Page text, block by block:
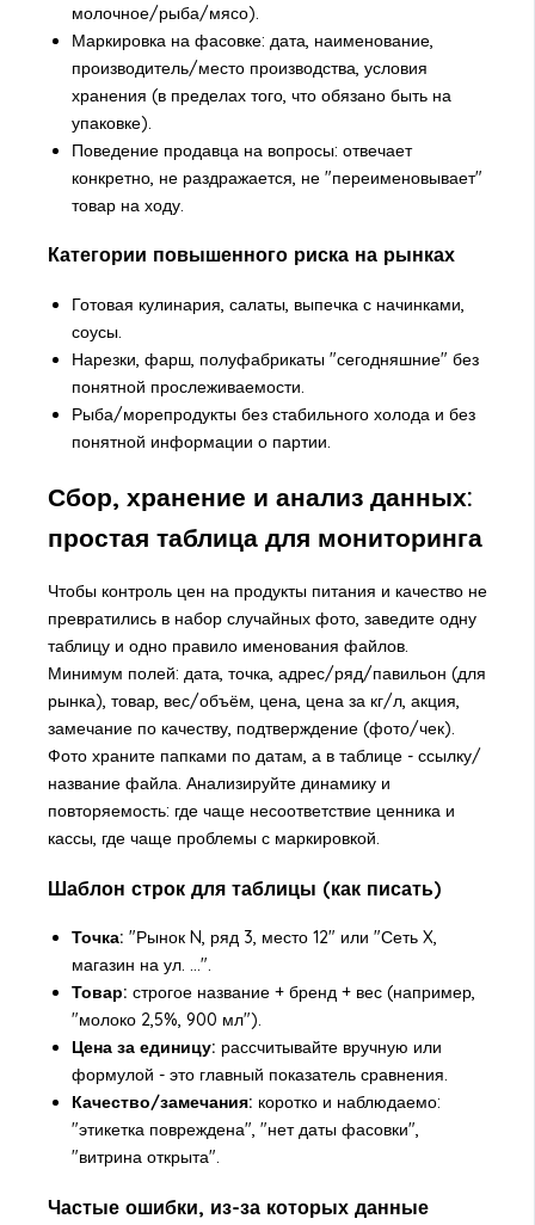
молочное/рыба/мясо).
Маркировка на фасовке: дата, наименование,
производитель/место производства, условия
хранения (в пределах того, что обязано быть на
упаковке).
Поведение продавца на вопросы: отвечает
конкретно, не раздражается, не "переименовывает"
товар на ходу.
Категории повышенного риска на рынках
Готовая кулинария, салаты, выпечка с начинками,
соусы.
Нарезки, фарш, полуфабрикаты "сегодняшние" без
понятной прослеживаемости.
Рыба/морепродукты без стабильного холода и без
понятной информации о партии.
Сбор, хранение и анализ данных:
простая таблица для мониторинга
Чтобы контроль цен на продукты питания и качество не
превратились в набор случайных фото, заведите одну
таблицу и одно правило именования файлов.
Минимум полей: дата, точка, адрес/ряд/павильон (для
рынка), товар, вес/объём, цена, цена за кг/л, акция,
замечание по качеству, подтверждение (фото/чек).
Фото храните папками по датам, а в таблице - ссылку/
название файла. Анализируйте динамику и
повторяемость: где чаще несоответствие ценника и
кассы, где чаще проблемы с маркировкой.
Шаблон строк для таблицы (как писать)
Точка: "Рынок N, ряд 3, место 12" или "Сеть X,
магазин на ул. ...".
Товар: строгое название + бренд + вес (например,
"молоко 2,5%, 900 мл").
Цена за единицу: рассчитывайте вручную или
формулой - это главный показатель сравнения.
Качество/замечания: коротко и наблюдаемо:
"этикетка повреждена", "нет даты фасовки",
"витрина открыта".
Частые ошибки, из-за которых данные